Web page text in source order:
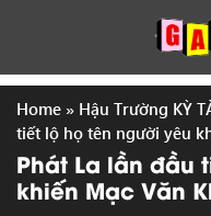
Home » Hậu Trường KỲ
tiết lộ họ tên người yêu
Phát La lần đầu
khiến Mạc Văn